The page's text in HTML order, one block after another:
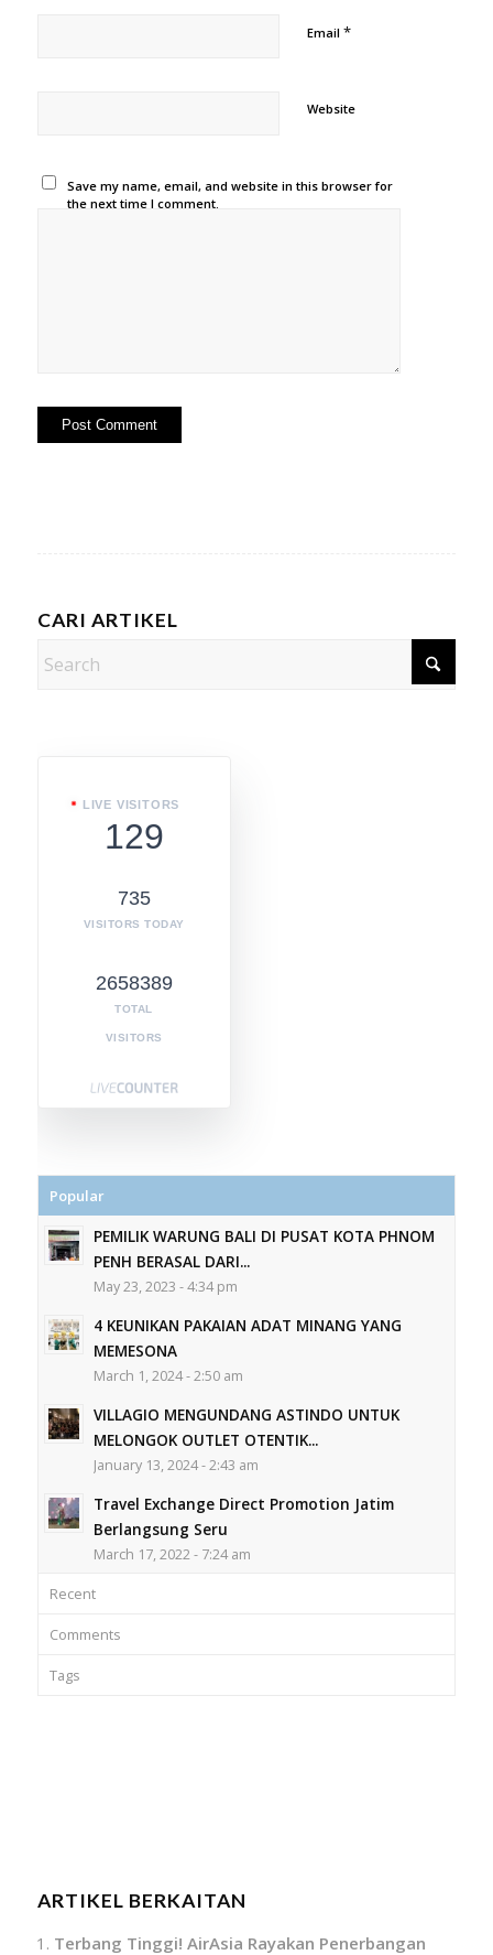
Email *
Website
Save my name, email, and website in this browser for
the next time I comment.
CARI ARTIKEL
LIVE VISITORS
129
735
VISITORS TODAY
2658389
TOTAL
VISITORS
Popular
PEMILIK WARUNG BALI DI PUSAT KOTA PHNOM
PENH BERASAL DARI...
May 23, 2023 - 4:34 pm
4 KEUNIKAN PAKAIAN ADAT MINANG YANG
MEMESONA
March 1, 2024 - 2:50 am
VILLAGIO MENGUNDANG ASTINDO UNTUK
MELONGOK OUTLET OTENTIK...
January 13, 2024 - 2:43 am
Travel Exchange Direct Promotion Jatim
Berlangsung Seru
March 17, 2022 - 7:24 am
Recent
Comments
Tags
ARTIKEL BERKAITAN
Terbang Tinggi! AirAsia Rayakan Penerbangan